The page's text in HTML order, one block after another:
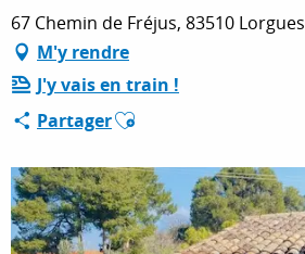
SÉJOURNER
ESPACE PRO
67 Chemin de Fréjus, 83510 Lorgues
M'y rendre
J'y vais en train !
PartagerAjouter aux favoris